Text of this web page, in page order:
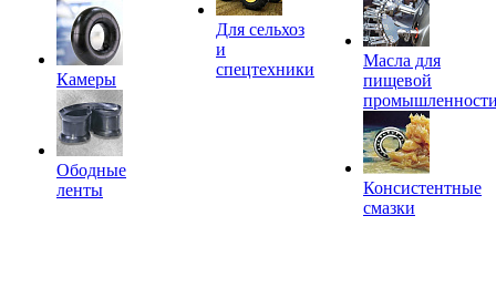
Камеры
Ободные
ленты
Для сельхоз
и
спецтехники
Масла для
пищевой
Консистентные
смазки